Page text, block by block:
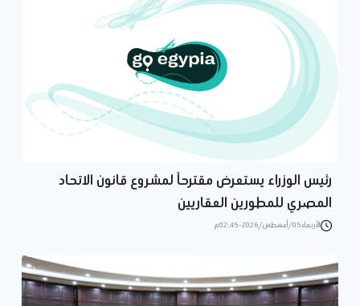
رئيس الوزراء يستعرض مقترحاً لمشروع قانون الاتحاد
المصري للمطورين العقاريين
الأربعاء 05/أغسطس/2026 - 02:45 م